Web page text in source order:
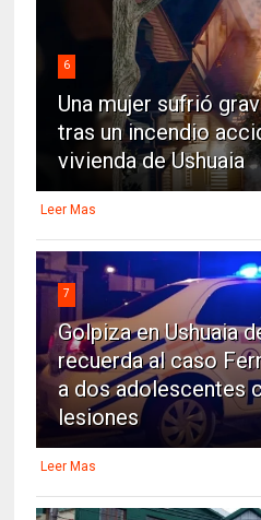
6
Una mujer sufrió
tras un incendio
vivienda de Ushuaia
Leer Mas
7
Golpiza en Ushuaia
recuerda al caso
a dos adolescentes
lesiones
Leer Mas